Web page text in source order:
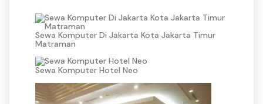
Sewa Komputer Di Jakarta Kota Jakarta Timur
Matraman
Sewa Komputer Hotel Neo